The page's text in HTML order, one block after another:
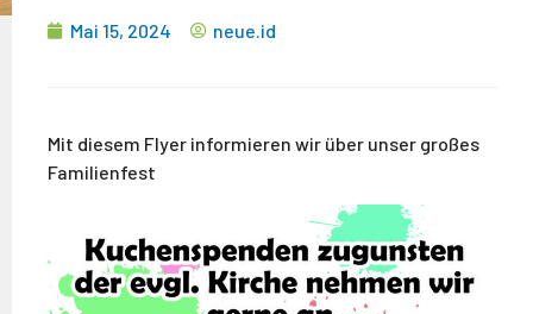
Mai 15, 2024 neue.id
Mit diesem Flyer informieren wir über unser großes
Familienfest